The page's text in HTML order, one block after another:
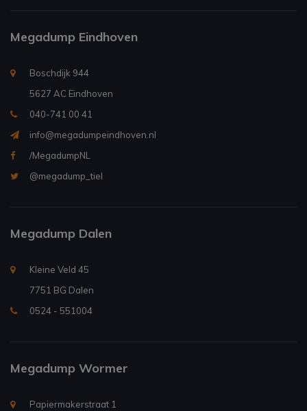
Megadump Eindhoven
Boschdijk 944
5627 AC Eindhoven
040-741 00 41
info@megadumpeindhoven.nl
/MegadumpNL
@megadump_tiel
Megadump Dalen
Kleine Veld 45
7751 BG Dalen
0524 - 551004
Megadump Wormer
Papiermakerstraat 1